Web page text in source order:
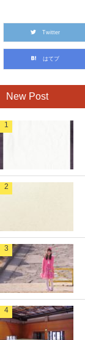
Twitter
はてブ
New Post